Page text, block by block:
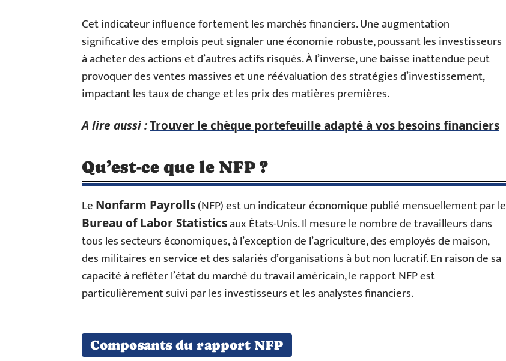
Cet indicateur influence fortement les marchés financiers. Une augmentation
significative des emplois peut signaler une économie robuste, poussant les investisseurs
à acheter des actions et d’autres actifs risqués. À l’inverse, une baisse inattendue peut
provoquer des ventes massives et une réévaluation des stratégies d’investissement,
impactant les taux de change et les prix des matières premières.
A lire aussi :Trouver le chèque portefeuille adapté à vos besoins financiers
Qu’est-ce que le NFP ?
Le Nonfarm Payrolls(NFP) est un indicateur économique publié mensuellement par le
Bureau of Labor Statisticsaux États-Unis. Il mesure le nombre de travailleurs dans
tous les secteurs économiques, à l’exception de l’agriculture, des employés de maison,
des militaires en service et des salariés d’organisations à but non lucratif. En raison de sa
capacité à refléter l’état du marché du travail américain, le rapport NFP est
particulièrement suivi par les investisseurs et les analystes financiers.
Composants du rapport NFP